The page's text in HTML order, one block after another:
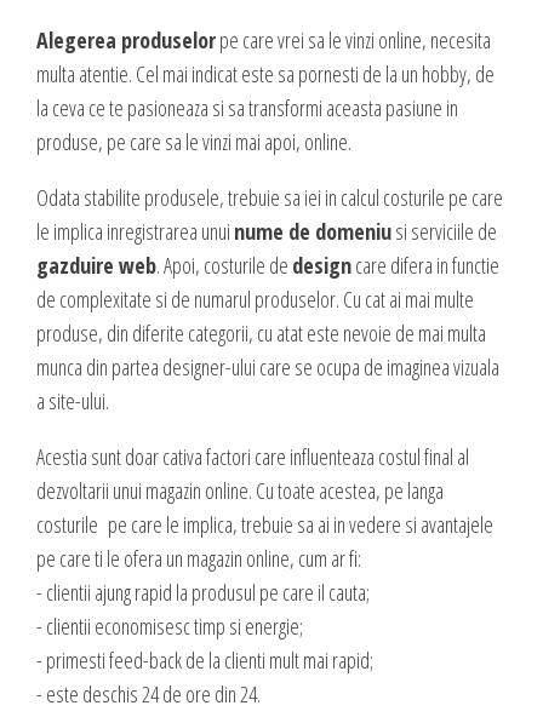
Experienta acumulata de-a lungul anilor in care ne-am dezvoltat cot la
cot cu internetul am dezvoltat sute de site-uri cu cele mai variate
profiluri, ne-a oferit un simt fin in ceea ce priveste lansarea si
dezvoltarea unei afaceri online, asa ca, odata ce ne prezinti ideea si
propunem detalii care probabil ti-au scapat, sa cream un plus de
valoare produselor sau serviciilor cu care vii in fata clientilor tai.
CONTACT
Strada. Johann Heinrich Pestalozzi, Nr. 3-5
Romania, Timisoara
0356 44 24 24
Dow Media Consulting - Bucuresti
Spl. Independentei, Nr. 273
Bucuresti, Sector 6
Gazduire Web (web site + email)
Gazduire eMail (doar email)
Servere VPS
INTERNET MARKETING
Servicii SEO
Publicitate Online
Administrare campanii Google AdWords
Clipuri video promovare
E-mail marketing
Realizare / Administrare pagina Facebook
Servicii Copywriting
Servicii PR
Campanii integrate
Corporate blogging
Alegerea produselorpe care vrei sa le vinzi online, necesita
multa atentie. Cel mai indicat este sa pornesti de la un hobby, de
la ceva ce te pasioneaza si sa transformi aceasta pasiune in
produse, pe care sa le vinzi mai apoi, online.
Odata stabilite produsele, trebuie sa iei in calcul costurile pe care
le implica inregistrarea unui nume de domeniusi serviciile de
gazduire web. Apoi, costurile de designcare difera in functie
de complexitate si de numarul produselor. Cu cat ai mai multe
produse, din diferite categorii, cu atat este nevoie de mai multa
munca din partea designer-ului care se ocupa de imaginea vizuala
a site-ului.
Acestia sunt doar cativa factori care influenteaza costul final al
dezvoltarii unui magazin online. Cu toate acestea, pe langa
costurile pe care le implica, trebuie sa ai in vedere si avantajele
pe care ti le ofera un magazin online, cum ar fi:
- clientii ajung rapid la produsul pe care il cauta;
- clientii economisesc timp si energie;
- primesti feed-back de la clienti mult mai rapid;
- este deschis 24 de ore din 24.